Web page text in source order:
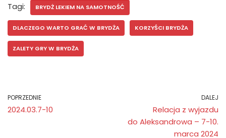
Tagi: BRYDŻ LEKIEM NA SAMOTNOŚĆ
DLACZEGO WARTO GRAĆ W BRYDŻA KORZYŚCI BRYDŻA
ZALETY GRY W BRYDŻA
POPRZEDNIE
2024.03.7-10
DALEJ
Relacja z wyjazdu
do Aleksandrowa – 7-10.
marca 2024